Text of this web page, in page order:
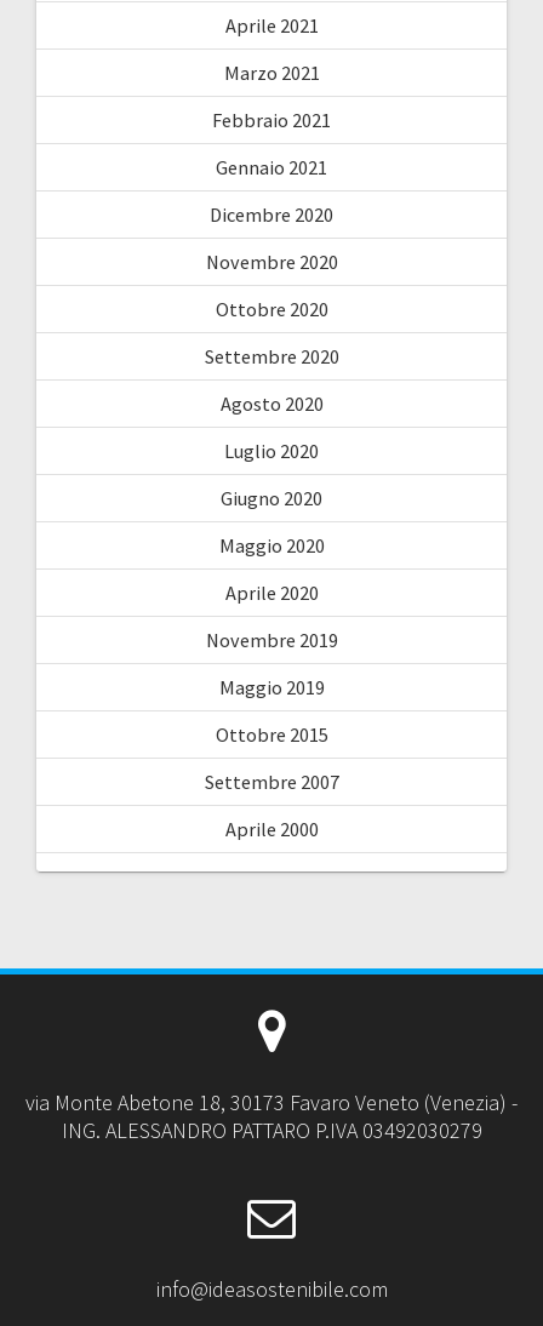
Aprile 2021
Marzo 2021
Febbraio 2021
Gennaio 2021
Dicembre 2020
Novembre 2020
Ottobre 2020
Settembre 2020
Agosto 2020
Luglio 2020
Giugno 2020
Maggio 2020
Aprile 2020
Novembre 2019
Maggio 2019
Ottobre 2015
Settembre 2007
Aprile 2000
via Monte Abetone 18, 30173 Favaro Veneto (Venezia) -
ING. ALESSANDRO PATTARO P.IVA 03492030279
info@ideasostenibile.com